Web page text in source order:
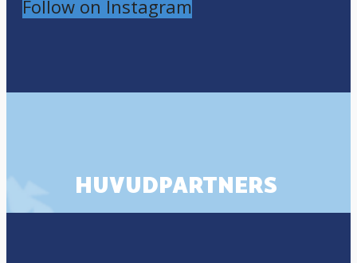
Follow on Instagram
HUVUDPARTNERS